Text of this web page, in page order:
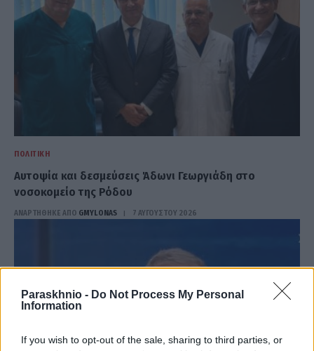
Paraskhnio - Do Not Process My Personal
Information
If you wish to opt-out of the sale, sharing to third parties, or
ΠΟΛΙΤΙΚΉ
Αυτοψία και δεσμεύσεις Άδωνι Γεωργιάδη στο
νοσοκομείο της Ρόδου
ΑΝΑΡΤΗΘΗΚΕ ΑΠΟ GMYLONAS 7 ΑΥΓΟΎΣΤΟΥ 2026